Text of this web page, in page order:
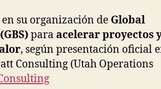
en su organización de Global
para acelerar proyectos
, según presentación oficial
Consulting (Utah Operations